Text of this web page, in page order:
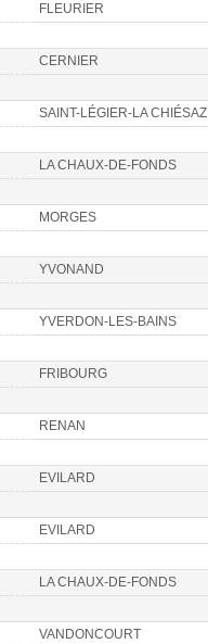
FLEURIER
CERNIER
SAINT-LÉGIER-LA CHIÉSAZ
LA CHAUX-DE-FONDS
MORGES
YVONAND
YVERDON-LES-BAINS
FRIBOURG
RENAN
EVILARD
EVILARD
LA CHAUX-DE-FONDS
VANDONCOURT